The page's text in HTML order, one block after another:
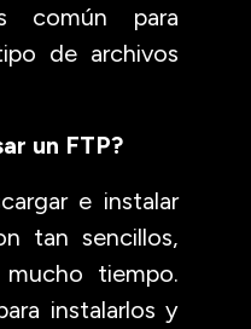
común para
de archivos
un FTP?
e instalar
tan sencillos,
tiempo.
instalarlos y